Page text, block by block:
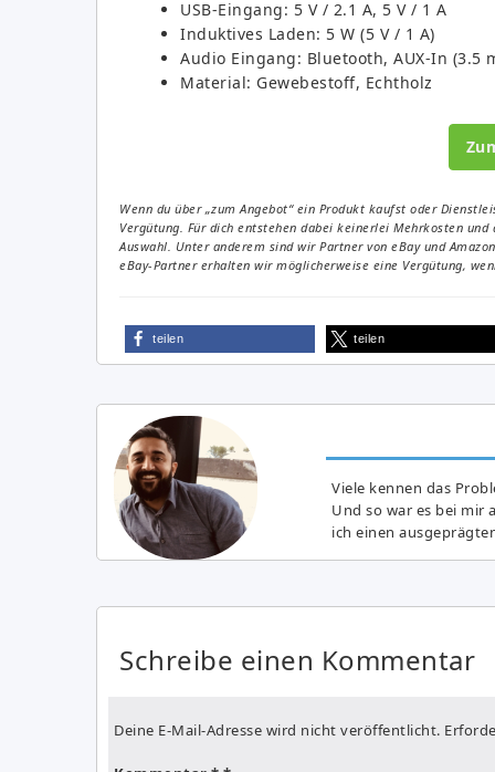
USB-Eingang: 5 V / 2.1 A, 5 V / 1 A
Induktives Laden: 5 W (5 V / 1 A)
Audio Eingang: Bluetooth, AUX-In (3.5
Material: Gewebestoff, Echtholz
Wenn du über „zum Angebot“ ein Produkt kaufst oder
Vergütung. Für dich entstehen dabei keinerlei Mehrkosten
Auswahl. Unter anderem sind wir Partner von eBay und
eBay-Partner erhalten wir möglicherweise eine Vergütung,
teilen teilen
Viele kennen das
Und so war es bei mir
ich einen
Schreibe einen Kommentar
Deine E-Mail-Adresse wird nicht veröffentlicht.